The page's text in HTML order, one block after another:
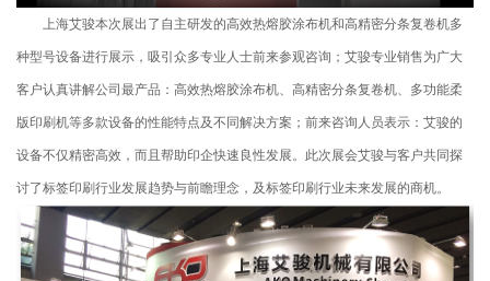
上海艾骏本次展出了自主研发的高效热熔胶涂布机和高精密分条复卷机多
种型号设备进行展示，吸引众多专业人士前来参观咨询；艾骏专业销售为广大
客户认真讲解公司最产品：高效热熔胶涂布机、高精密分条复卷机、多功能柔
版印刷机等多款设备的性能特点及不同解决方案；前来咨询人员表示：艾骏的
设备不仅精密高效，而且帮助印企快速良性发展。此次展会艾骏与客户共同探
讨了标签印刷行业发展趋势与前瞻理念，及标签印刷行业未来发展的商机。